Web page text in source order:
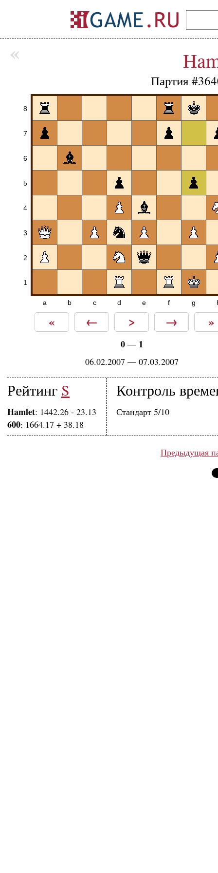
Партия
8
7
6
5
4
3
2
1
a b c d e f g
« ← > → »
0— 1
06.02.2007 — 07.03.2007
Рейтинг S
Hamlet: 1442.26 - 23.13
600: 1664.17 + 38.18
Контроль
Стандарт 5/10
Предыдущая
«